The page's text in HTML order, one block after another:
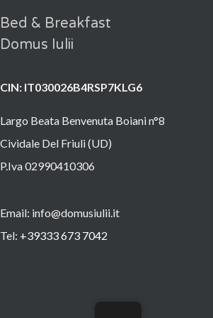
Bed & Breakfast
Domus Iulii
CIN: IT030026B4RSP7KLG6
Largo Beata Benvenuta Boiani n°8
Cividale Del Friuli (UD)
P.Iva 02990410306
Email: info@domusiulii.it
Tel: +39333 673 7042